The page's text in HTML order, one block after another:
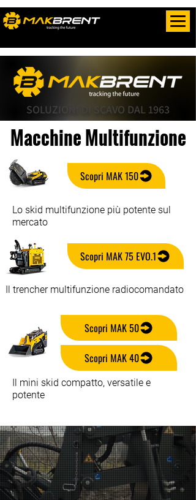
SOLUZIONI DI SCAVO DAL 1963
Macchine Multifunzione
Scopri MAK 150
Lo skid multifunzione più potente sul
mercato
Scopri MAK 75 EVO.1
Il trencher multifunzione radiocomandato
Scopri MAK 50
Scopri MAK 40
Il mini skid compatto, versatile e
potente